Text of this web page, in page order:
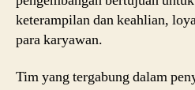
keterampilan dan keahlian,
para karyawan.
Tim yang tergabung dalam